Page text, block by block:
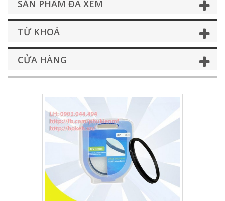
SẢN PHẨM ĐÃ XEM
TỪ KHOÁ
CỬA HÀNG